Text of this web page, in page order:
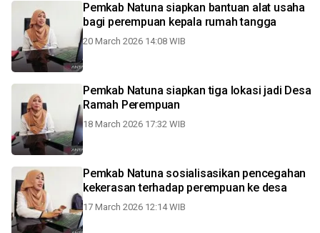
Pemkab Natuna siapkan bantuan alat usaha
bagi perempuan kepala rumah tangga
20 March 2026 14:08 WIB
Pemkab Natuna siapkan tiga lokasi jadi Desa
Ramah Perempuan
18 March 2026 17:32 WIB
Pemkab Natuna sosialisasikan pencegahan
kekerasan terhadap perempuan ke desa
17 March 2026 12:14 WIB